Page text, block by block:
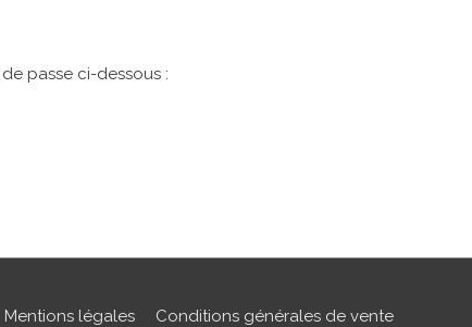
passe ci-dessous :
Mentions légales
Conditions générales de vente